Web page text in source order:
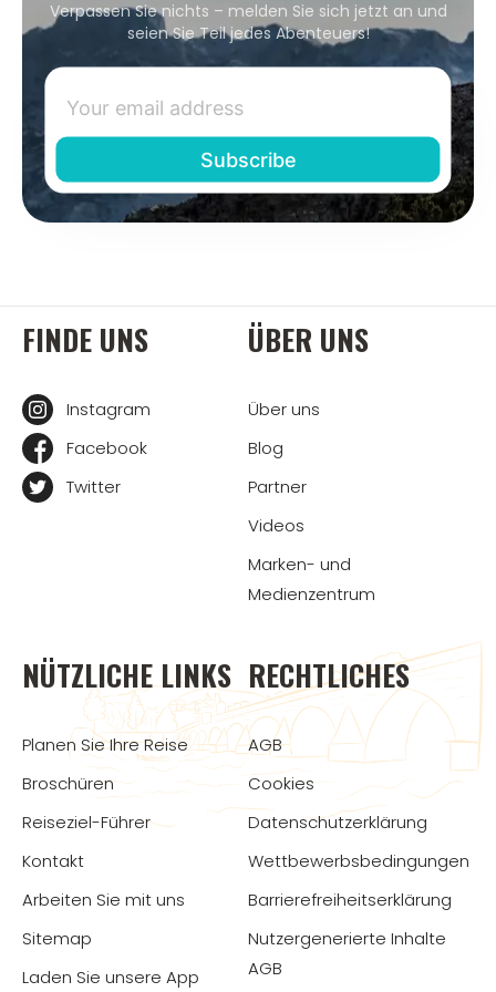
Verpassen Sie nichts – melden Sie sich jetzt an und
seien Sie Teil jedes Abenteuers!
FINDE UNS
Instagram
Facebook
Twitter
ÜBER UNS
Über uns
Blog
Partner
Videos
Marken- und
Medienzentrum
NÜTZLICHE LINKS
Planen Sie Ihre Reise
Broschüren
Reiseziel-Führer
Kontakt
Arbeiten Sie mit uns
Sitemap
Laden Sie unsere App
RECHTLICHES
AGB
Cookies
Datenschutzerklärung
Wettbewerbsbedingungen
Barrierefreiheitserklärung
Nutzergenerierte Inhalte
AGB